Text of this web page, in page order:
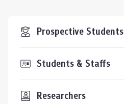
Prospective Students
Students & Staffs
Researchers